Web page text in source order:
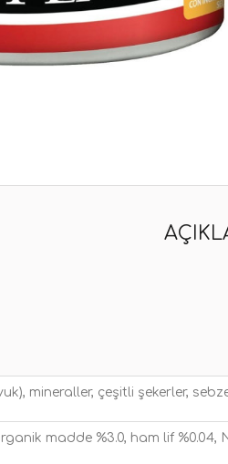
mineraller, çeşitli şekerler,
madde %3.0, ham lif %0.04,